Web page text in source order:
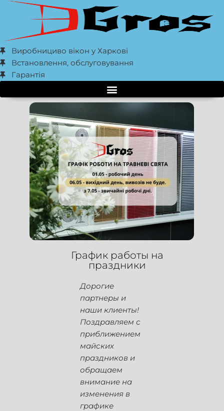
Виробнициво вікон у Харкові
Встановлення, обслуговування
Гарантія
График работы на
праздники
Дорогие
партнеры и
наши клиенты!
Поздравляем с
приближением
майских
праздников и
обращаем
внимание на
изменения в
графике